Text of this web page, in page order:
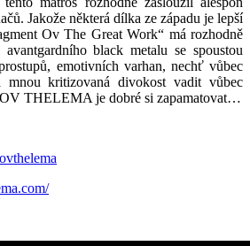
Jakože některá dílka ze západu je lepší
Ov The Great Work“ má rozhodně
black metalu se spoustou
emotivních varhan, nechť vůbec
mnou kritizovaná divokost vadit vůbec
THELEMA je dobré si zapamatovat…